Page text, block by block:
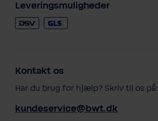
Leveringsmuligheder
Kontakt os
Har du brug for hjælp? Skriv til os på:
kundeservice@bwt.dk